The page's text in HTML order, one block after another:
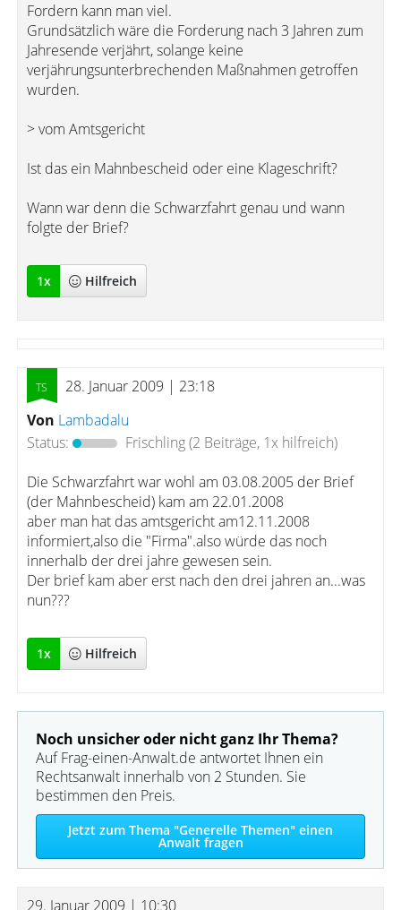
Fordern kann man viel.
Grundsätzlich wäre die Forderung nach 3 Jahren zum
Jahresende verjährt, solange keine
verjährungsunterbrechenden Maßnahmen getroffen
wurden.
> vom Amtsgericht
Ist das ein Mahnbescheid oder eine Klageschrift?
Wann war denn die Schwarzfahrt genau und wann
folgte der Brief?
1x Hilfreich
28. Januar 2009 | 23:18
Von Lambadalu
Status:
Frischling(2 Beiträge, 1x hilfreich)
Die Schwarzfahrt war wohl am 03.08.2005 der Brief
(der Mahnbescheid) kam am 22.01.2008
aber man hat das amtsgericht am12.11.2008
informiert,also die "Firma".also würde das noch
innerhalb der drei jahre gewesen sein.
Der brief kam aber erst nach den drei jahren an...was
nun???
1x Hilfreich
Noch unsicher oder nicht ganz Ihr Thema?
Auf Frag-einen-Anwalt.de antwortet Ihnen ein
Rechtsanwalt innerhalb von 2 Stunden. Sie
bestimmen den Preis.
Jetzt zum Thema "Generelle Themen" einen
Anwalt fragen
29. Januar 2009 | 10:30